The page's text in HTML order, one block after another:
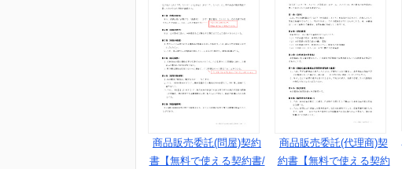
商品販売委託(問屋)契約
書【無料で使える契約書/
商品販売委託(代理商)契
約書【無料で使える契約